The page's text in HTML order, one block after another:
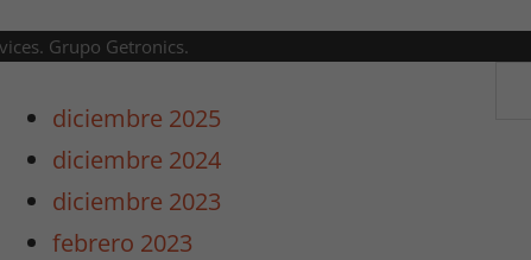
Grupo Getronics.
diciembre 2025
diciembre 2024
diciembre 2023
febrero 2023